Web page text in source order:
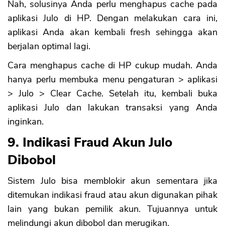
Nah, solusinya Anda perlu menghapus cache pada
aplikasi Julo di HP. Dengan melakukan cara ini,
aplikasi Anda akan kembali fresh sehingga akan
berjalan optimal lagi.
Cara menghapus cache di HP cukup mudah. Anda
hanya perlu membuka menu pengaturan > aplikasi
> Julo > Clear Cache. Setelah itu, kembali buka
aplikasi Julo dan lakukan transaksi yang Anda
inginkan.
9. Indikasi Fraud Akun Julo
Dibobol
Sistem Julo bisa memblokir akun sementara jika
ditemukan indikasi fraud atau akun digunakan pihak
lain yang bukan pemilik akun. Tujuannya untuk
melindungi akun dibobol dan merugikan.